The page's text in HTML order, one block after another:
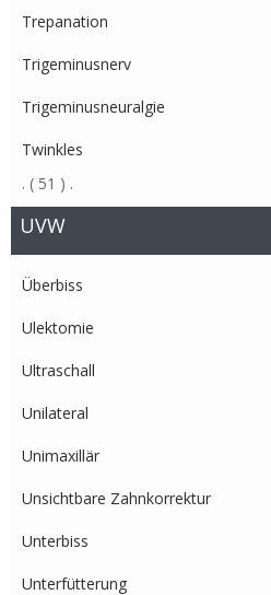
Trepanation
Trigeminusnerv
Trigeminusneuralgie
Twinkles
. ( 51 ) .
UVW
Überbiss
Ulektomie
Ultraschall
Unilateral
Unimaxillär
Unsichtbare Zahnkorrektur
Unterbiss
Unterfütterung